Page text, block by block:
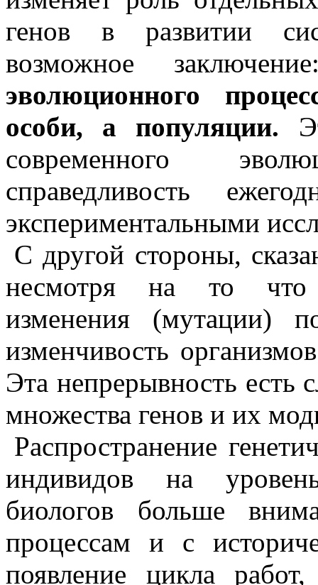
генов в развитии
возможное
эволюционного
особи, а популяции.
современного
справедливость
экспериментальными
С другой стороны,
несмотря на то что
изменения (мутации)
изменчивость
Эта непрерывность есть
множества генов и их
Распространение
индивидов на
биологов больше
процессам и с
появление цикла